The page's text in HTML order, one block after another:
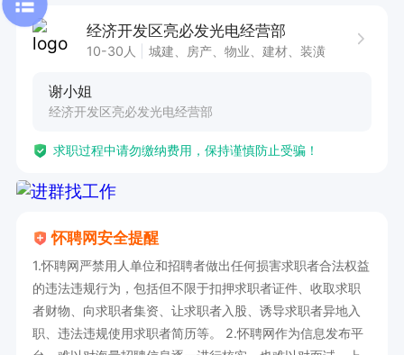
经济开发区亮必发光电经营部
10-30人 城建、房产、物业、建材、装潢
谢小姐
经济开发区亮必发光电经营部
求职过程中请勿缴纳费用，保持谨慎防止受骗！
怀聘网安全提醒
1.怀聘网严禁用人单位和招聘者做出任何损害求职者合法权益
的违法违规行为，包括但不限于扣押求职者证件、收取求职
者财物、向求职者集资、让求职者入股、诱导求职者异地入
职、违法违规使用求职者简历等。 2.怀聘网作为信息发布平